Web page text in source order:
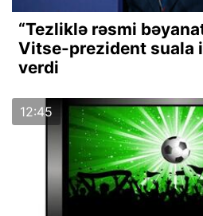
“Tezliklə rəsmi
Vitse-prezident suala
verdi
12:45